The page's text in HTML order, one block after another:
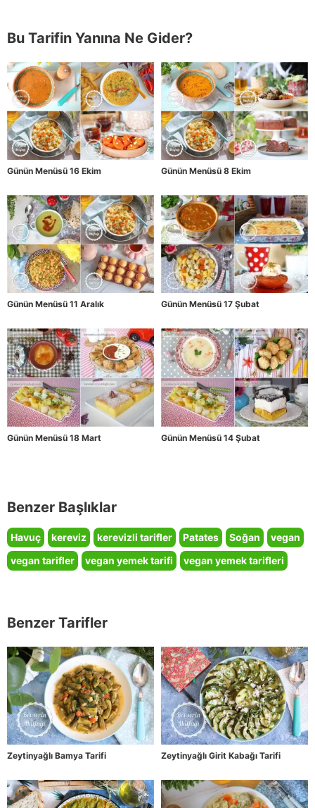
Bu Tarifin Yanına Ne Gider?
Günün Menüsü 16 Ekim Günün Menüsü 8 Ekim
Günün Menüsü 11 Aralık Günün Menüsü 17 Şubat
Günün Menüsü 18 Mart Günün Menüsü 14 Şubat
Benzer Başlıklar
Havuç kereviz kerevizli tarifler Patates Soğan
vegan
vegan tarifler
vegan yemek tarifi vegan yemek tarifleri
Benzer Tarifler
Zeytinyağlı Bamya Tarifi Zeytinyağlı Girit Kabağı Tarifi